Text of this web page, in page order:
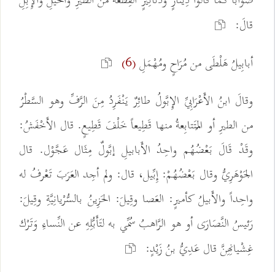
قالَ:
أبابِيلُ هَلْطَى من مُرَاحٍ ومُهْمَلِ(6)
وقالَ ابنُ الأَعْرَابِيِّ الإِبَّولُ طائِرٌ يَنْفَرِدُ مِنَ الرَّفِّ وهو السَّطْرُ
من الطيرِ أو المُتَتابِعةُ منها قَطِيعاً خَلْفَ قَطِيعٍ. قال الأَخْفَشُ:
وقَدْ قَالَ بَعْضُهُم واحِدُ الأَبابيلِ إبَّولٌ مِثَال عَجَّوْل. قال
الجَوْهَرِيُّ وقال بَعْضُهُمْ: إِبِّيل، قال: ولم أجِد العَرَبَ تَعْرفُ له
واحِداً والأَبيلُ كأميرٍ: العَصا وقِيلَ: الحَزِينُ بالسُّرْيانِيَّةِ وقِيلَ:
رَئيسُ النَّصَارَى أو هو الرَّاهبُ سُمِّي به لتَأَبُّلِهِ عن النِّساءِ وَتَرْك
غِشْيانِهِنَّ قال عَدِيُّ بنُ زَيْدٍ: